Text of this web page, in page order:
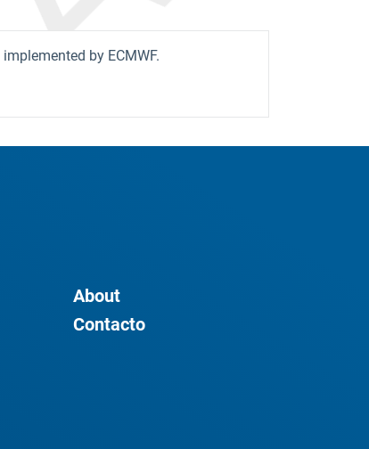
implemented by ECMWF.
About
Contacto